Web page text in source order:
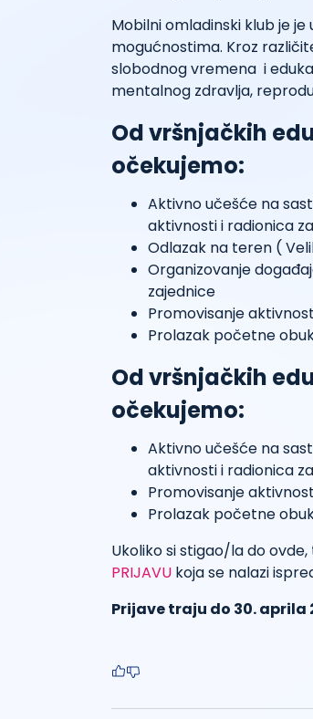
Mobilni omladinski klub je
mogućnostima. Kroz
slobodnog vremena i
mentalnog zdravlja,
Od vršnjačkih
očekujemo:
Aktivno učešće na
aktivnosti i radionica
Odlazak na teren (
Organizovanje
zajednice
Promovisanje
Prolazak početne
Od vršnjačkih
očekujemo:
Aktivno učešće na
aktivnosti i radionica
Promovisanje
Prolazak početne
Ukoliko si stigao/la do
PRIJAVU koja se nalazi
Prijave traju do 30. aprila